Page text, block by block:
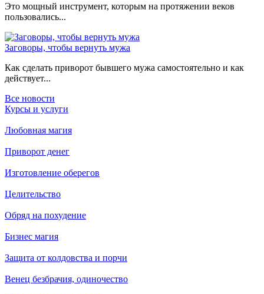
Это мощный инструмент, которым на протяжении веков
пользовались...
Заговоры, чтобы вернуть мужа
Как сделать приворот бывшего мужа самостоятельно и как
действует...
Все новости
Курсы и услуги
Любовная магия
Приворот денег
Изготовление оберегов
Целительство
Обряд на похудение
Бизнес магия
Защита от колдовства и порчи
Венец безбрачия, одиночество